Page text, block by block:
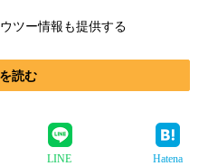
ツー情報も提供する
読む
LINE Hatena